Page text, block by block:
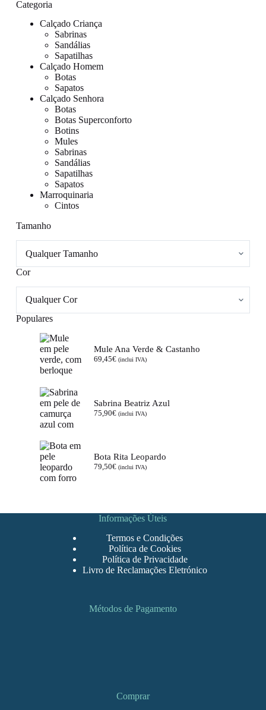
Categoria
Calçado Criança
Sabrinas
Sandálias
Sapatilhas
Calçado Homem
Botas
Sapatos
Calçado Senhora
Botas
Botas Superconforto
Botins
Mules
Sabrinas
Sandálias
Sapatilhas
Sapatos
Marroquinaria
Cintos
Tamanho
Cor
Populares
Mule Ana Verde & Castanho
69,45€ (inclui IVA)
Sabrina Beatriz Azul
75,90€ (inclui IVA)
Bota Rita Leopardo
79,50€ (inclui IVA)
Informações Úteis
Termos e Condições
Política de Cookies
Política de Privacidade
Livro de Reclamações Eletrónico
Métodos de Pagamento
Comprar